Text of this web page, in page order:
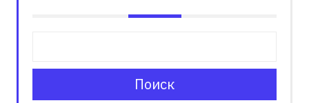
Поиск